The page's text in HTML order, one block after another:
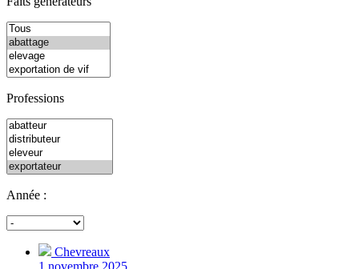
Professions
Année :
Chevreaux
1 novembre 2025